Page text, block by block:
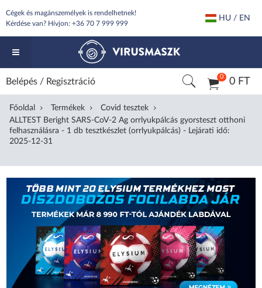
Cégek és magánszemélyek is rendelhetnek!
Kérdése van? Hívjon: +36 70 7 999 999
HU / EN
0 0 FT
Belépés / Regisztráció
Főoldal Termékek
Covid tesztek
ALLTEST Beright SARS-CoV-2 Ag orrlyukpálcás gyorsteszt otthoni
felhasználásra - 1 db tesztkészlet (orrlyukpálcás) - Lejárati idő:
2025-12-31